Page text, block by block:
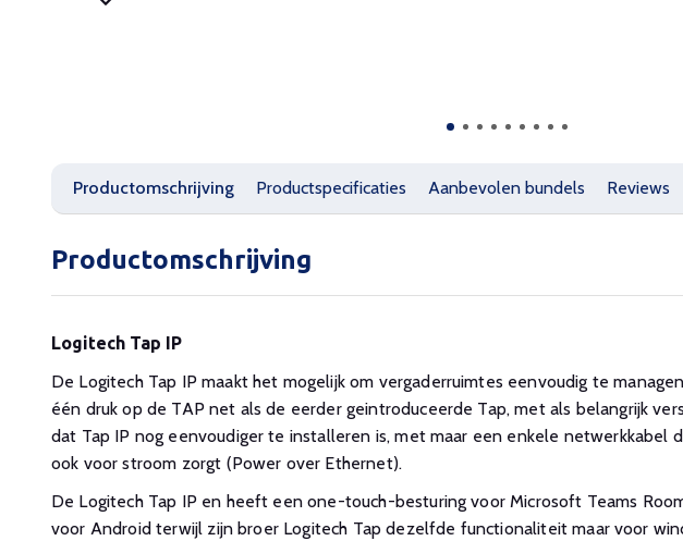
Productomschrijving Productspecificaties Aanbevolen bundels Reviews
Productomschrijving
Logitech Tap IP
De Logitech Tap IP maakt het mogelijk om vergaderruimtes eenvoudig te
één druk op de TAP net als de eerder geintroduceerde Tap, met als belangrijk
dat Tap IP nog eenvoudiger te installeren is, met maar een enkele netwerkkabel
ook voor stroom zorgt (Power over Ethernet).
De Logitech Tap IP en heeft een one-touch-besturing voor Microsoft Teams
voor Android terwijl zijn broer Logitech Tap dezelfde functionaliteit maar voor